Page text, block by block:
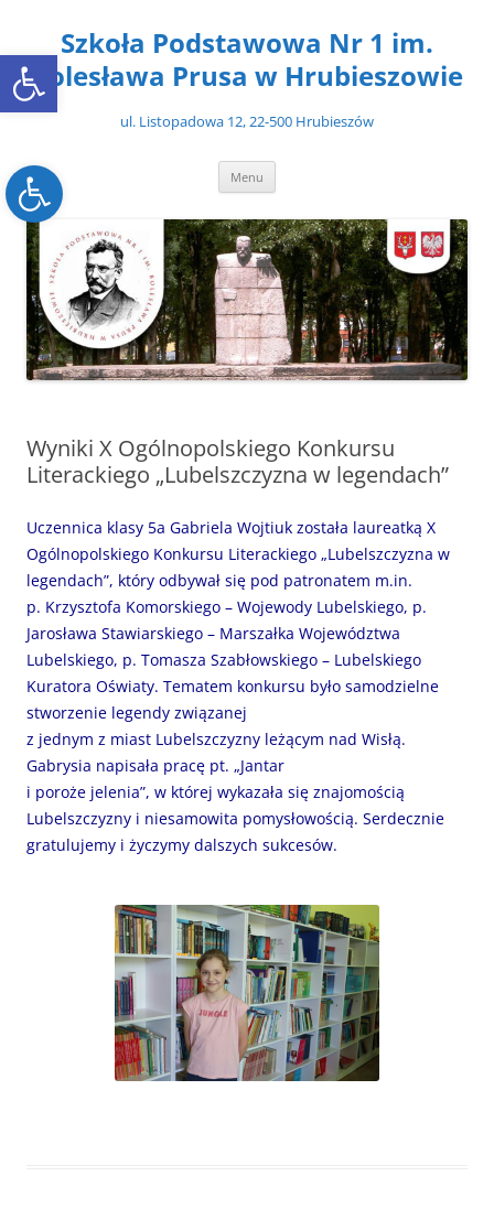
Open toolbar
Open toolbar
treściSzkoła Podstawowa Nr 1 im.
Bolesława Prusa w Hrubieszowie
ul. Listopadowa 12, 22-500 Hrubieszów
Menu
Wyniki X Ogólnopolskiego Konkursu
Literackiego „Lubelszczyzna w legendach”
Uczennica klasy 5a Gabriela Wojtiuk została laureatką X
Ogólnopolskiego Konkursu Literackiego „Lubelszczyzna w
legendach”, który odbywał się pod patronatem m.in.
p. Krzysztofa Komorskiego – Wojewody Lubelskiego, p.
Jarosława Stawiarskiego – Marszałka Województwa
Lubelskiego, p. Tomasza Szabłowskiego – Lubelskiego
Kuratora Oświaty. Tematem konkursu było samodzielne
stworzenie legendy związanej
z jednym z miast Lubelszczyzny leżącym nad Wisłą.
Gabrysia napisała pracę pt. „Jantar
i poroże jelenia”, w której wykazała się znajomością
Lubelszczyzny i niesamowita pomysłowością. Serdecznie
gratulujemy i życzymy dalszych sukcesów.